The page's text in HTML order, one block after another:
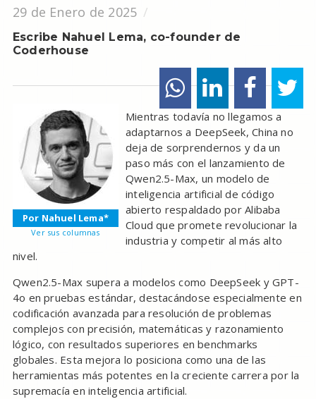
29 de Enero de 2025
Escribe Nahuel Lema, co-founder de
Coderhouse
Por Nahuel Lema*
Ver sus columnas
Mientras todavía no llegamos a
adaptarnos a DeepSeek, China no
deja de sorprendernos y da un
paso más con el lanzamiento de
Qwen2.5-Max, un modelo de
inteligencia artificial de código
abierto respaldado por Alibaba
Cloud que promete revolucionar la
industria y competir al más alto
nivel.
Qwen2.5-Max supera a modelos como DeepSeek y GPT-
4o en pruebas estándar, destacándose especialmente en
codificación avanzada para resolución de problemas
complejos con precisión, matemáticas y razonamiento
lógico, con resultados superiores en benchmarks
globales. Esta mejora lo posiciona como una de las
herramientas más potentes en la creciente carrera por la
supremacía en inteligencia artificial.